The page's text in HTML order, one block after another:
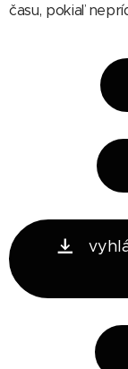
času, pokiaľ